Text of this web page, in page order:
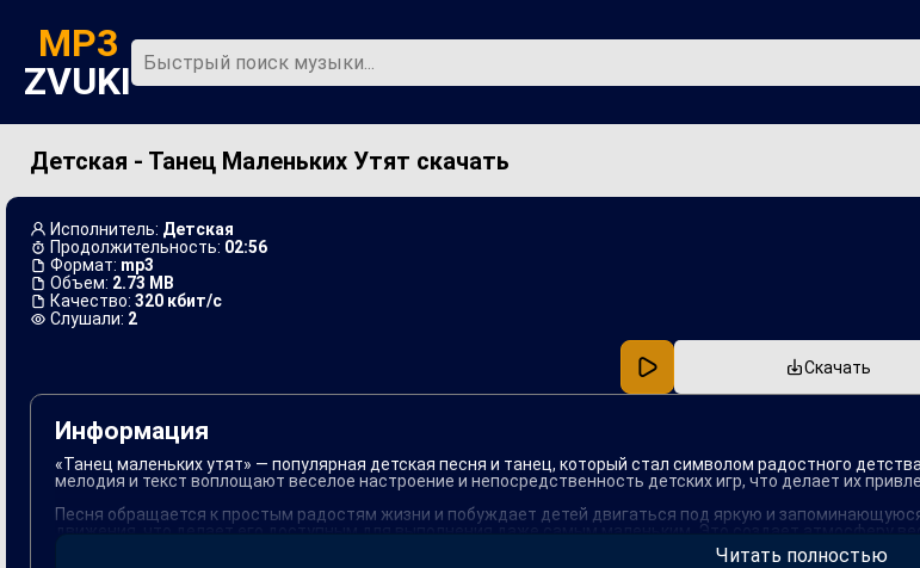
MP3
ZVUKI
Главная Новинки
Детская - Танец Маленьких Утят скачать
Исполнитель: Детская
Продолжительность: 02:56
Формат: mp3
Объем: 2.73 MB
Качество: 320 кбит/с
Слушали: 2
Скачать
Информация
«Танец маленьких утят» — популярная детская песня и танец, который стал символом радостного
мелодия и текст воплощают веселое настроение и непосредственность детских игр, что делает их
Песня обращается к простым радостям жизни и побуждает детей двигаться под яркую и
движения, что делает его доступным для выполнения даже самым маленьким. Это создает атмосферу
взаимодействие между детьми и взрослыми, способствует развитию координации и общему веселью.
Читать полностью